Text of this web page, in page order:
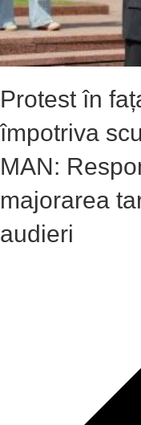
Protest în
împotriva
MAN:
majorarea
audieri